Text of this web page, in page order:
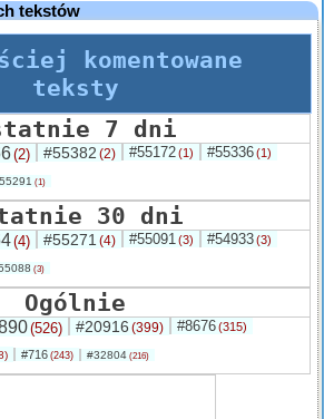
tekstów
komentowane
teksty
7 dni
(2) #55382 (2) #55172(1) #55336(1)
(1)
30 dni
(4) #55271 (4) #55091(3) #54933(3)
(3)
Ogólnie
(526) #20916 (399) #8676(315)
#716 (243) #32804 (216)